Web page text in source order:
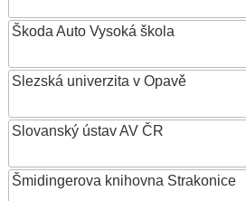
Škoda Auto Vysoká škola
Slezská univerzita v Opavě
Slovanský ústav AV ČR
Šmidingerova knihovna Strakonice